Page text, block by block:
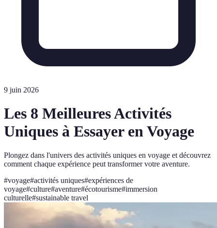
9 juin 2026
Les 8 Meilleures Activités
Uniques à Essayer en Voyage
Plongez dans l'univers des activités uniques en voyage et découvrez
comment chaque expérience peut transformer votre aventure.
#voyage#activités uniques#expériences de
voyage#culture#aventure#écotourisme#immersion
culturelle#sustainable travel